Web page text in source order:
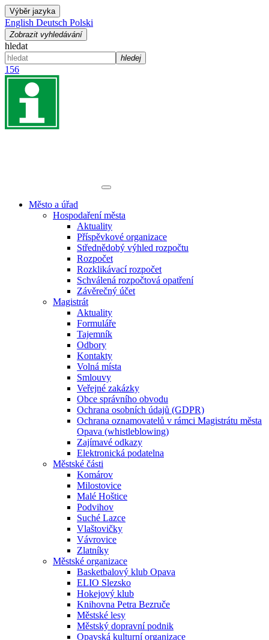
Výběr jazyka
English Deutsch Polski
Zobrazit vyhledávání
hledat
hledej
156
Město a úřad
Hospodaření města
Aktuality
Příspěvkové organizace
Střednědobý výhled rozpočtu
Rozpočet
Rozklikávací rozpočet
Schválená rozpočtová opatření
Závěrečný účet
Magistrát
Aktuality
Formuláře
Tajemník
Odbory
Kontakty
Volná místa
Smlouvy
Veřejné zakázky
Obce správního obvodu
Ochrana osobních údajů (GDPR)
Ochrana oznamovatelů v rámci Magistrátu města
Opava (whistleblowing)
Zajímavé odkazy
Elektronická podatelna
Městské části
Komárov
Milostovice
Malé Hoštice
Podvihov
Suché Lazce
Vlaštovičky
Vávrovice
Zlatníky
Městské organizace
Basketbalový klub Opava
ELIO Slezsko
Hokejový klub
Knihovna Petra Bezruče
Městské lesy
Městský dopravní podnik
Opavská kulturní organizace